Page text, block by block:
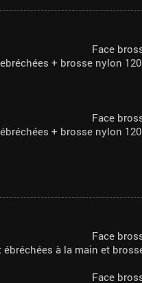
Face
+ brosse nylon 120
Face
+ brosse nylon 120
Face
ébréchées à la main et
Face